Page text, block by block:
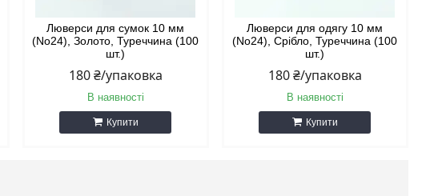
Люверси для сумок 10 мм
(No24), Золото, Туреччина (100
шт.)
180 ₴/упаковка
В наявності
Купити
Люверси для одягу 10 мм
(No24), Срібло, Туреччина (100
шт.)
180 ₴/упаковка
В наявності
Купити